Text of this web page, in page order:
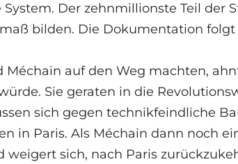
Der zehnmillionste Teil der
bilden. Die Dokumentation
Méchain auf den Weg machten,
Sie geraten in die
sich gegen technikfeindliche
in Paris. Als Méchain dann noch
weigert sich, nach Paris